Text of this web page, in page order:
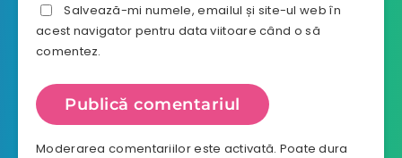
Salvează-mi numele, emailul și site-ul web în
acest navigator pentru data viitoare când o să
comentez.
Moderarea comentariilor este activată. Poate dura